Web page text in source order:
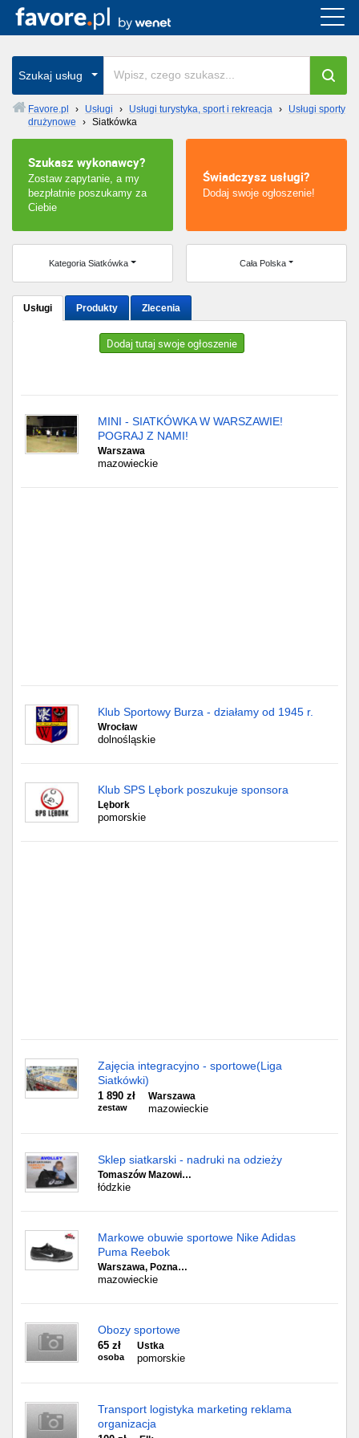
Szukaj usług
Favore.pl › Usługi › Usługi turystyka, sport i rekreacja ›
Usługi sporty
drużynowe
› Siatkówka
Szukasz wykonawcy?
Zostaw zapytanie, a my
bezpłatnie poszukamy za
Ciebie
Świadczysz usługi?
Dodaj swoje ogłoszenie!
Kategoria Siatkówka Cała Polska
Usługi Produkty Zlecenia
Dodaj tutaj swoje ogłoszenie
MINI - SIATKÓWKA W WARSZAWIE!
POGRAJ Z NAMI!
Warszawa
mazowieckie
Klub Sportowy Burza - działamy od 1945 r.
Wrocław
dolnośląskie
Klub SPS Lębork poszukuje sponsora
Lębork
pomorskie
Zajęcia integracyjno - sportowe(Liga
Siatkówki)
1 890 zł
zestaw
Warszawa
mazowieckie
Sklep siatkarski - nadruki na odzieży
Tomaszów Mazowi…
łódzkie
Markowe obuwie sportowe Nike Adidas
Puma Reebok
Warszawa, Pozna…
mazowieckie
Obozy sportowe
65 zł
osoba
Ustka
pomorskie
Transport logistyka marketing reklama
organizacja
Cała Polska
wszystkie w całym kraju
Wrocław
Kraków
Poznań
Łódź
Katowice
Chorzów
Częstochowa
Olsztyn